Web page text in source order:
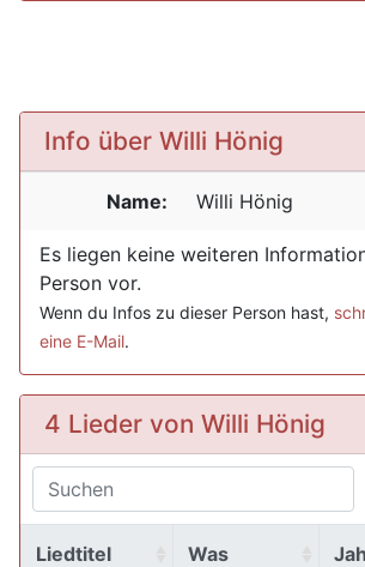
Info über Willi Hönig
Name: Willi Hönig
Es liegen keine weiteren
Person vor.
Wenn du Infos zu dieser Person hast,
eine E-Mail.
4 Lieder von Willi Hönig
Liedtitel Was